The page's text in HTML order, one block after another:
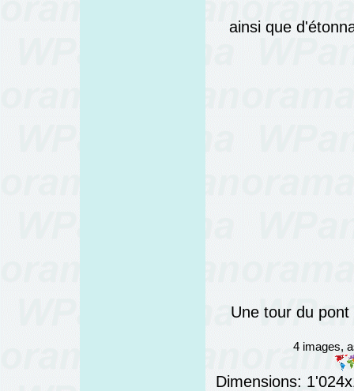
ainsi que
Une tour du
4 images,
Dimensions: